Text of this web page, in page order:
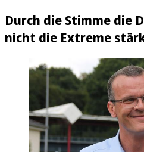
Durch die Stimme die
nicht die Extreme